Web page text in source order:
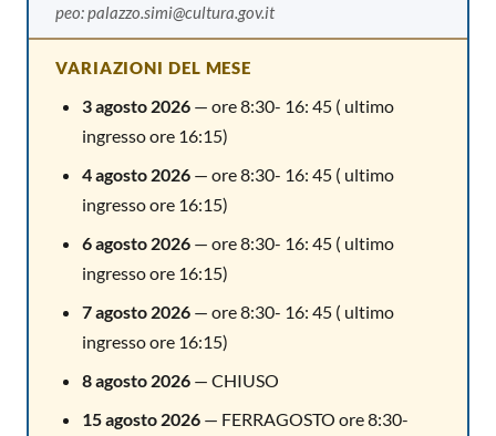
peo: palazzo.simi@cultura.gov.it
VARIAZIONI DEL MESE
3 agosto 2026 — ore 8:30- 16: 45 ( ultimo
ingresso ore 16:15)
4 agosto 2026 — ore 8:30- 16: 45 ( ultimo
ingresso ore 16:15)
6 agosto 2026 — ore 8:30- 16: 45 ( ultimo
ingresso ore 16:15)
7 agosto 2026 — ore 8:30- 16: 45 ( ultimo
ingresso ore 16:15)
8 agosto 2026 — CHIUSO
15 agosto 2026 — FERRAGOSTO ore 8:30-